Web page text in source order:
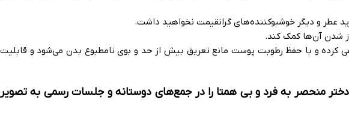
عطر و دیگر خوشبوکننده‌های گرانقیمت نخواهید داشت.
شدن آن‌ها کمک کند.
کرده و با حفظ رطوبت پوست مانع تعریق بیش از حد و بوی نامطبوع بدن می‌شود و قابلیت
منحصر به فرد و بی همتا را در جمع‌های دوستانه و جلسات رسمی به تصویر